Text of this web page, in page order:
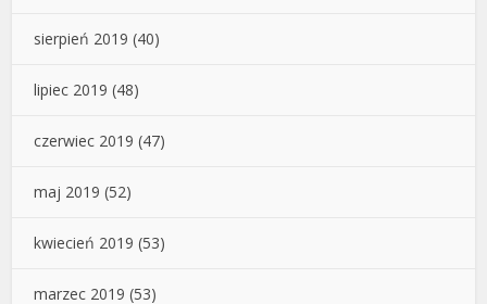
sierpień 2019 (40)
lipiec 2019 (48)
czerwiec 2019 (47)
maj 2019 (52)
kwiecień 2019 (53)
marzec 2019 (53)